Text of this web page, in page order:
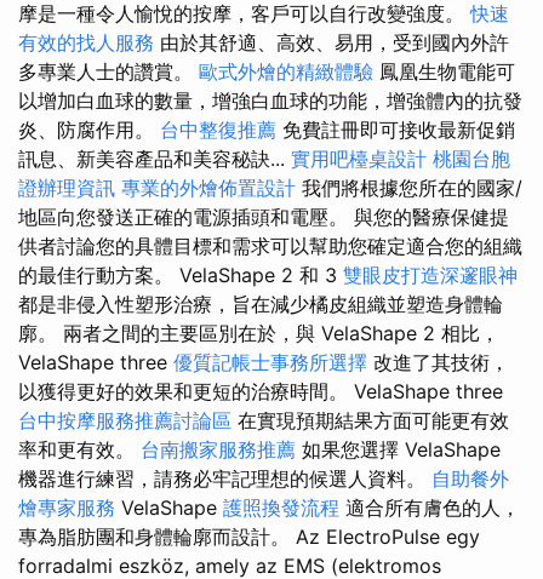
摩是一種令人愉悅的按摩，客戶可以自行改變強度。快速
有效的找人服務 由於其舒適、高效、易用，受到國內外許
多專業人士的讚賞。 歐式外燴的精緻體驗 鳳凰生物電能可
以增加白血球的數量，增強白血球的功能，增強體內的抗發
炎、防腐作用。 台中整復推薦 免費註冊即可接收最新促銷
訊息、新美容產品和美容秘訣... 實用吧檯桌設計 桃園台胞
證辦理資訊 專業的外燴佈置設計 我們將根據您所在的國家/
地區向您發送正確的電源插頭和電壓。 與您的醫療保健提
供者討論您的具體目標和需求可以幫助您確定適合您的組織
的最佳行動方案。 VelaShape 2 和 3 雙眼皮打造深邃眼神
都是非侵入性塑形治療，旨在減少橘皮組織並塑造身體輪
廓。 兩者之間的主要區別在於，與 VelaShape 2 相比，
VelaShape three 優質記帳士事務所選擇 改進了其技術，
以獲得更好的效果和更短的治療時間。 VelaShape three
台中按摩服務推薦討論區 在實現預期結果方面可能更有效
率和更有效。 台南搬家服務推薦 如果您選擇 VelaShape
機器進行練習，請務必牢記理想的候選人資料。 自助餐外
燴專家服務 VelaShape 護照換發流程 適合所有膚色的人，
專為脂肪團和身體輪廓而設計。 Az ElectroPulse egy
forradalmi eszköz, amely az EMS (elektromos